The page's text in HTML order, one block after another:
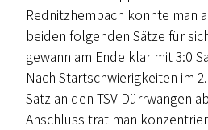
Rednitzhembach konnte man
beiden folgenden Sätze für
gewann am Ende klar mit 3:0
Nach Startschwierigkeiten im
Satz an den TSV Dürrwangen
Anschluss trat man